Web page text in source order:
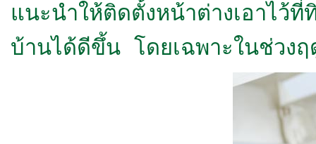
แนะนำให้ติดตั้งหน้าต่างเอาไว้
บ้านได้ดีขึ้น โดยเฉพาะในช่ว